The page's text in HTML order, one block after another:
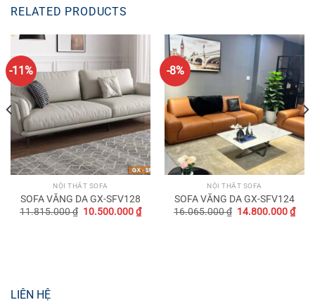
RELATED PRODUCTS
-11%
NỘI THẤT SOFA
SOFA VĂNG DA GX-SFV128
11.815.000₫ Original
10.500.000₫Current
price
-8%
NỘI THẤT SOFA
SOFA VĂNG DA GX-SFV124
16.065.000₫ Original
14.800.000₫
LIÊN HỆ